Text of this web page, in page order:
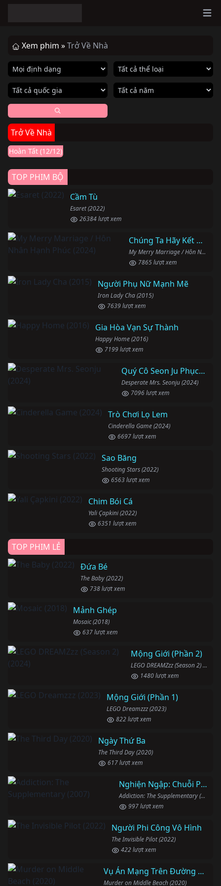
Xem phim »Trở Về Nhà
Trở Về Nhà
Trở Về Nhà
Homesick (2022)
Hoàn Tất (12/12)
TOP PHIM BỘ
Cầm Tù
Esaret (2022)
26384 lượt xem
Chúng Ta Hãy Kết Hôn Nhé
My Merry Marriage / Hôn Nhân Hạnh Phúc (2024)
7865 lượt xem
Người Phụ Nữ Mạnh Mẽ
Iron Lady Cha (2015)
7639 lượt xem
Gia Hòa Vạn Sự Thành
Happy Home (2016)
7199 lượt xem
Quý Cô Seon Ju Phục Thù
Desperate Mrs. Seonju (2024)
7096 lượt xem
Trò Chơi Lọ Lem
Cinderella Game (2024)
6697 lượt xem
Sao Băng
Shooting Stars (2022)
6563 lượt xem
Chim Bói Cá
Yali Çapkini (2022)
6351 lượt xem
TOP PHIM LẺ
Đứa Bé
The Baby (2022)
738 lượt xem
Mảnh Ghép
Mosaic (2018)
637 lượt xem
Mộng Giới (Phần 2)
LEGO DREAMZzz (Season 2) (2024)
1480 lượt xem
Mộng Giới (Phần 1)
LEGO Dreamzzz (2023)
822 lượt xem
Ngày Thứ Ba
The Third Day (2020)
617 lượt xem
Nghiện Ngập: Chuỗi Phim Bổ Trợ
Addiction: The Supplementary (2007)
997 lượt xem
Người Phi Công Vô Hình
The Invisible Pilot (2022)
422 lượt xem
Vụ Án Mạng Trên Đường Middle Beach
Murder on Middle Beach (2020)